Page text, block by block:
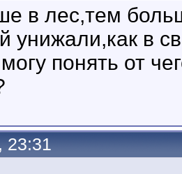
в лес,тем
унижали,как в
понять от
23:31